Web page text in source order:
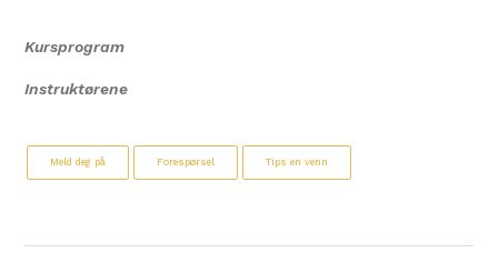
Kursprogram
Instruktørene
Meld deg på Forespørsel Tips en venn